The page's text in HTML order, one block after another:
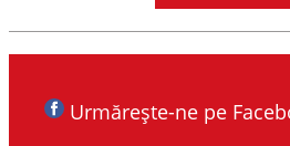
Urmărește-ne pe